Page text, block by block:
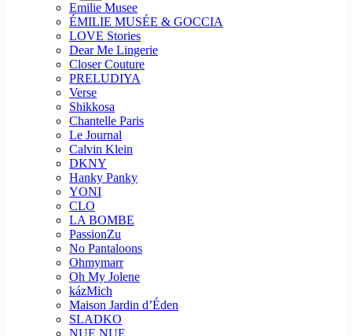
Emilie Musee
ÉMILIE MUSÉE & GOCCIA
LOVE Stories
Dear Me Lingerie
Closer Couture
PRELUDIYA
Verse
Shikkosa
Chantelle Paris
Le Journal
Calvin Klein
DKNY
Hanky Panky
YONI
CLO
LA BOMBE
PassionZu
No Pantaloons
Ohmymarr
Oh My Jolene
kázMich
Maison Jardin d’Éden
SLADKO
NUE NUE